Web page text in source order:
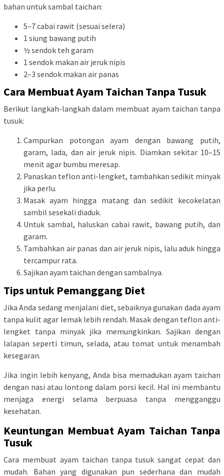
bahan untuk sambal taichan:
5–7 cabai rawit (sesuai selera)
1 siung bawang putih
½ sendok teh garam
1 sendok makan air jeruk nipis
2–3 sendok makan air panas
Cara Membuat Ayam Taichan Tanpa Tusuk
Berikut langkah-langkah dalam membuat ayam taichan tanpa
tusuk:
Campurkan potongan ayam dengan bawang putih,
garam, lada, dan air jeruk nipis. Diamkan sekitar 10–15
menit agar bumbu meresap.
Panaskan teflon anti-lengket, tambahkan sedikit minyak
jika perlu.
Masak ayam hingga matang dan sedikit kecokelatan
sambil sesekali diaduk.
Untuk sambal, haluskan cabai rawit, bawang putih, dan
garam.
Tambahkan air panas dan air jeruk nipis, lalu aduk hingga
tercampur rata.
Sajikan ayam taichan dengan sambalnya.
Tips untuk Pemanggang Diet
Jika Anda sedang menjalani diet, sebaiknya gunakan dada ayam
tanpa kulit agar lemak lebih rendah. Masak dengan teflon anti-
lengket tanpa minyak jika memungkinkan. Sajikan dengan
lalapan seperti timun, selada, atau tomat untuk menambah
kesegaran.
Jika ingin lebih kenyang, Anda bisa memadukan ayam taichan
dengan nasi atau lontong dalam porsi kecil. Hal ini membantu
menjaga energi selama berpuasa tanpa mengganggu
kesehatan.
Keuntungan Membuat Ayam Taichan Tanpa
Tusuk
Cara membuat ayam taichan tanpa tusuk sangat cepat dan
mudah. Bahan yang digunakan pun sederhana dan mudah